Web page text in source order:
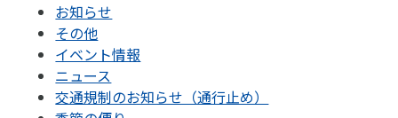
お知らせ
その他
イベント情報
ニュース
交通規制のお知らせ（通行止め）